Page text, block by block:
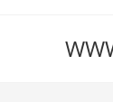
содержимому